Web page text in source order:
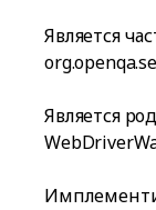
Является
Является